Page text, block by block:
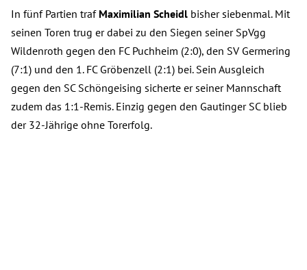
In fünf Partien traf Maximilian Scheidl bisher siebenmal. Mit
seinen Toren trug er dabei zu den Siegen seiner SpVgg
Wildenroth gegen den FC Puchheim (2:0), den SV Germering
(7:1) und den 1. FC Gröbenzell (2:1) bei. Sein Ausgleich
gegen den SC Schöngeising sicherte er seiner Mannschaft
zudem das 1:1-Remis. Einzig gegen den Gautinger SC blieb
der 32-Jährige ohne Torerfolg.